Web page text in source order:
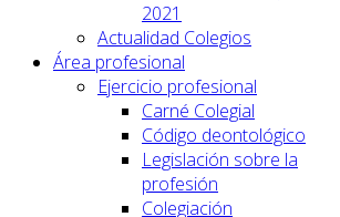
2021
Actualidad Colegios
Área profesional
Ejercicio profesional
Carné Colegial
Código deontológico
Legislación sobre la
profesión
Colegiación